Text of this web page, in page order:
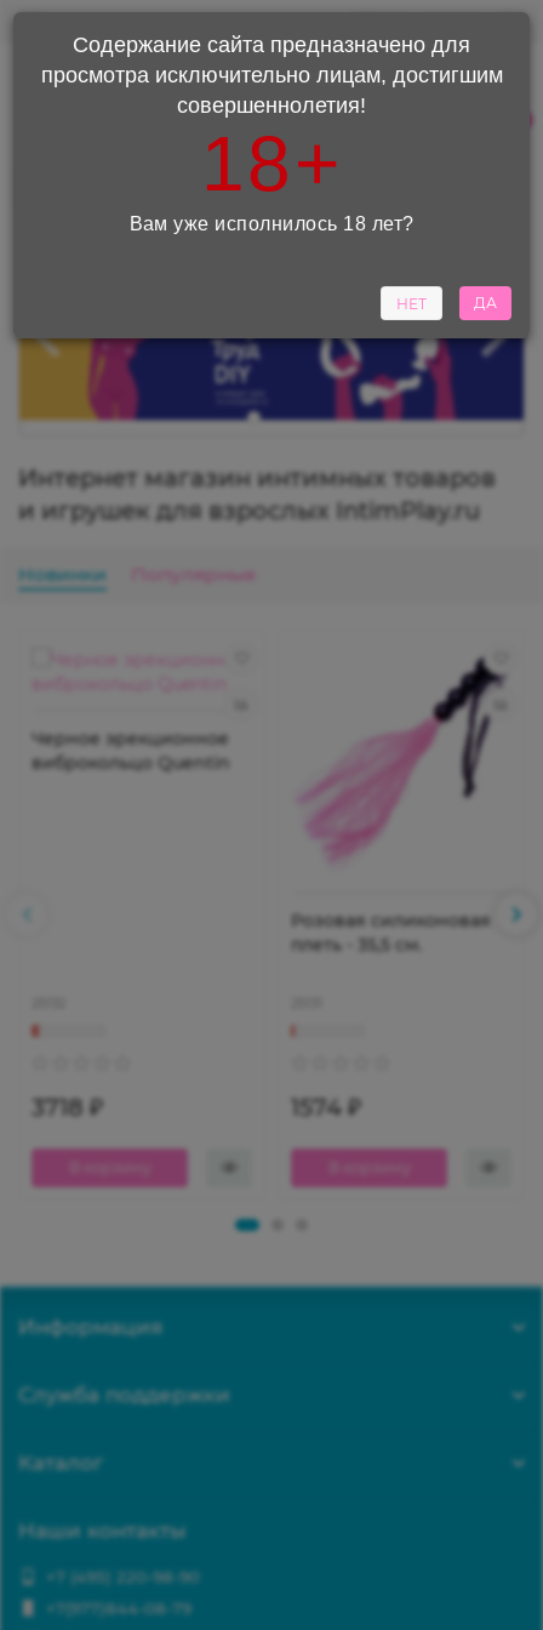
+7 (495) 220-98-90
+7(977)844-08-79
Интернет магазин интимных товаров
и игрушек для взрослых IntimPlay.ru
Новинки Популярные
Черное эрекционное
виброкольцо Quentin
3718 ₽
Розовая силиконовая
плеть - 35,5 см.
1574 ₽
Содержание сайта предназначено для
просмотра исключительно лицам, достигшим
совершеннолетия!
18+
Вам уже исполнилось 18 лет?
НЕТ ДА
Информация
Служба поддержки
Каталог
Наши контакты
+7 (495) 220-98-90
+7(977)844-08-79